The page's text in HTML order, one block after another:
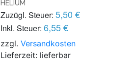
ELIUM
Zuzügl. Steuer: 5,50 €
Inkl. Steuer: 6,55 €
zzgl.Versandkosten
Lieferzeit: lieferbar